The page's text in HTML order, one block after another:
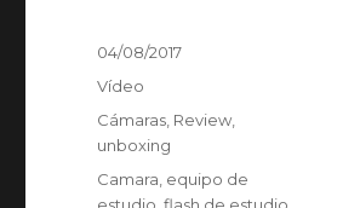
Publicado
el
04/08/2017
Formato
Vídeo
Categorías
Cámaras Review
unboxing
Etiquetas
Camara equipo de